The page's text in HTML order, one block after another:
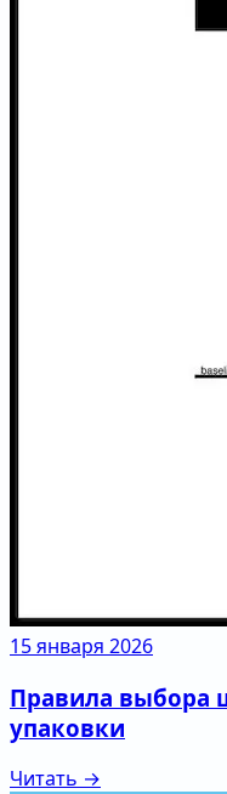
15 января 2026
Правила выбора
упаковки
Читать →